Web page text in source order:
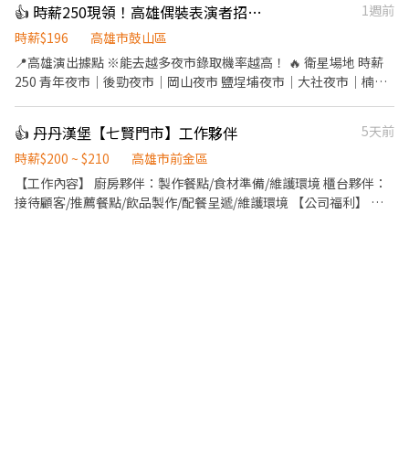
👍 時薪250現領！高雄偶裝表演者招募中 📍能跑越多場地，錄取機率越高！
1週前
時薪$196
高雄市鼓山區
📍高雄演出據點 ※能去越多夜市錄取機率越高！ 🔥 衛星場地 時薪
250 青年夜市｜後勁夜市｜岡山夜市 鹽埕埔夜市｜大社夜市｜楠都
楠梓加工出口區站、 鹽埕埔站、三多商圈站、岡山高醫站 捷運下車
走幾分鐘就到，機車也好停。 班表上沒有列出的夜市或場地也能報
名嗎？ 當然可以！高雄、台南、屏東只要你跑得到的 夜市、商圈、
活動、市集，都歡迎提出來， 談得下來的場地我們就直接開班給你
👍 丹丹漢堡【七賢門市】工作夥伴
5天前
時薪$200 ~ $210
高雄市前金區
【工作內容】 廚房夥伴：製作餐點/食材準備/維護環境 櫃台夥伴：
接待顧客/推薦餐點/飲品製作/配餐呈遞/維護環境 【公司福利】 ·